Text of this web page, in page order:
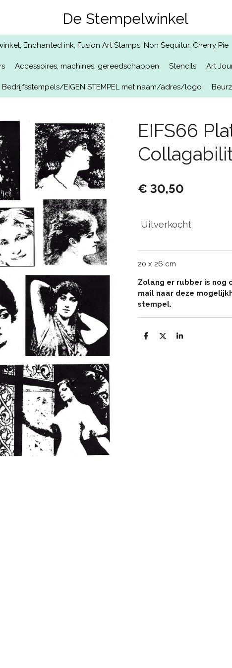
De Stempelwinkel
Enchanted ink, Fusion Art Stamps, Non Sequitur, Cherry Pie
Accessoires, machines, gereedschappen Stencils Art
Bedrijfsstempels/EIGEN STEMPEL met naam/adres/logo
EIFS66
€ 30,50
Uitverkocht
20 x 26 cm
Zolang er rubber is nog
mail naar deze
stempel.
D
D
S